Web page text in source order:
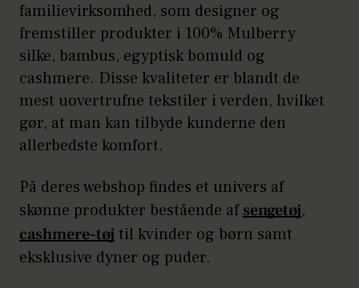
familievirksomhed, som designer og
fremstiller produkter i 100% Mulberry
silke, bambus, egyptisk bomuld og
cashmere. Disse kvaliteter er blandt de
mest uovertrufne tekstiler i verden, hvilket
gør, at man kan tilbyde kunderne den
allerbedste komfort.
På deres webshop findes et univers af
skønne produkter bestående afsengetøj,
cashmere-tøj til kvinder og børn samt
eksklusive dyner og puder.